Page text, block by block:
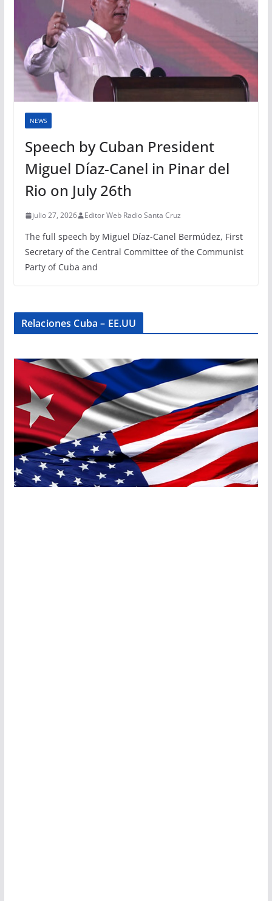
NEWS
Speech by Cuban President
Miguel Díaz-Canel in Pinar del
Rio on July 26th
julio 27, 2026 Editor Web Radio Santa Cruz
The full speech by Miguel Díaz-Canel Bermúdez, First
Secretary of the Central Committee of the Communist
Party of Cuba and
Relaciones Cuba – EE.UU